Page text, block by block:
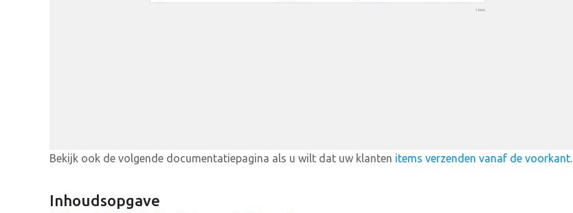
Bekijk ook de volgende documentatiepagina als u wilt dat uw klanten items verzenden vanaf de voorkant.
Inhoudsopgave